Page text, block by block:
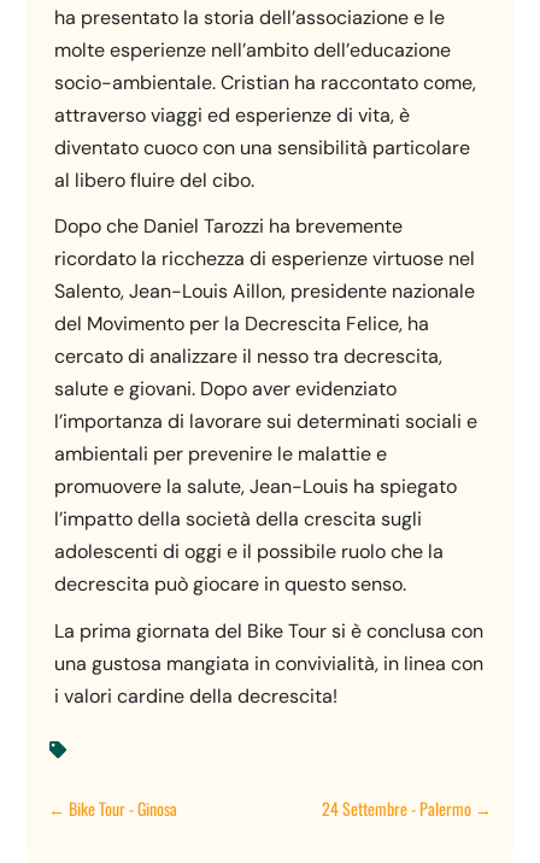
ha presentato la storia dell’associazione e le
molte esperienze nell’ambito dell’educazione
socio-ambientale. Cristian ha raccontato come,
attraverso viaggi ed esperienze di vita, è
diventato cuoco con una sensibilità particolare
al libero fluire del cibo.
Dopo che Daniel Tarozzi ha brevemente
ricordato la ricchezza di esperienze virtuose nel
Salento, Jean-Louis Aillon, presidente nazionale
del Movimento per la Decrescita Felice, ha
cercato di analizzare il nesso tra decrescita,
salute e giovani. Dopo aver evidenziato
l’importanza di lavorare sui determinati sociali e
ambientali per prevenire le malattie e
promuovere la salute, Jean-Louis ha spiegato
l’impatto della società della crescita sugli
adolescenti di oggi e il possibile ruolo che la
decrescita può giocare in questo senso.
La prima giornata del Bike Tour si è conclusa con
una gustosa mangiata in convivialità, in linea con
i valori cardine della decrescita!

←Bike Tour - Ginosa 24 Settembre - Palermo→